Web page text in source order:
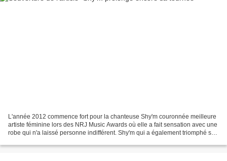
L'année 2012 commence fort pour la chanteuse Shy'm couronnée meilleure
artiste féminine lors des NRJ Music Awards où elle a fait sensation avec une
robe qui n'a laissé personne indifférent. Shy'm qui a également triomphé sur